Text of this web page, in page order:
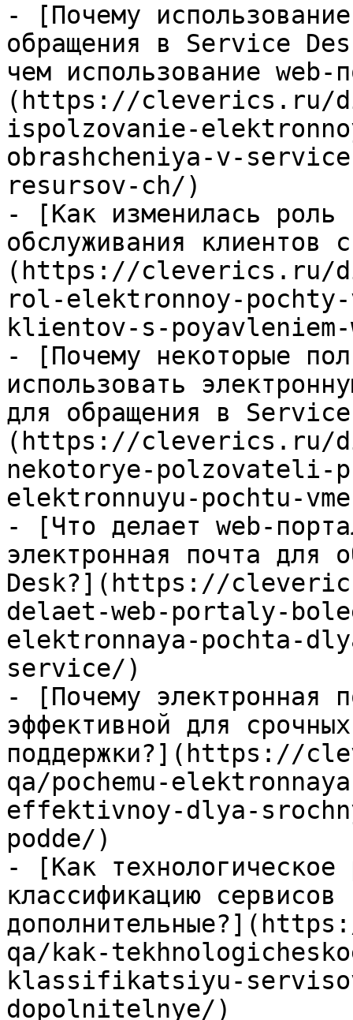
- [Почему
обращения в Service
чем использование web-
(https://cleverics.ru/
ispolzovanie-
obrashcheniya-v-
resursov-ch/)
- [Как изменилась роль
обслуживания клиентов
(https://cleverics.ru/
rol-elektronnoy-
klientov-s-
- [Почему некоторые
использовать
для обращения в
(https://cleverics.ru/
nekotorye-polzovateli-
elektronnuyu-pochtu-
- [Что делает web-
электронная почта для
Desk?](https://
delaet-web-portaly-
elektronnaya-pochta-
service/)
- [Почему электронная
эффективной для
поддержки?](https://
qa/pochemu-
effektivnoy-dlya-
podde/)
- [Как технологическое
классификацию
qa/kak-
klassifikatsiyu-
dopolnitelnye/)